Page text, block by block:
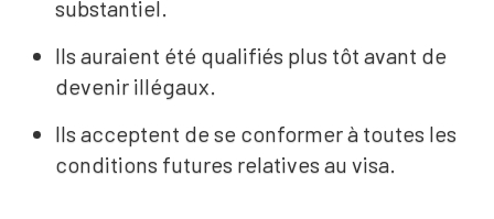
substantiel.
Ils auraient été qualifiés plus tôt avant de
devenir illégaux.
Ils acceptent de se conformer à toutes les
conditions futures relatives au visa.